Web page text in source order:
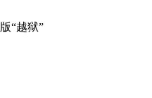
判刑
“越狱”